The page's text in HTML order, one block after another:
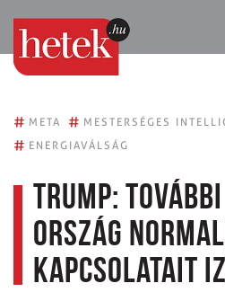
# META # MESTERSÉGES
# ENERGIAVÁLSÁG
Trump:
ország
kapcsolatait